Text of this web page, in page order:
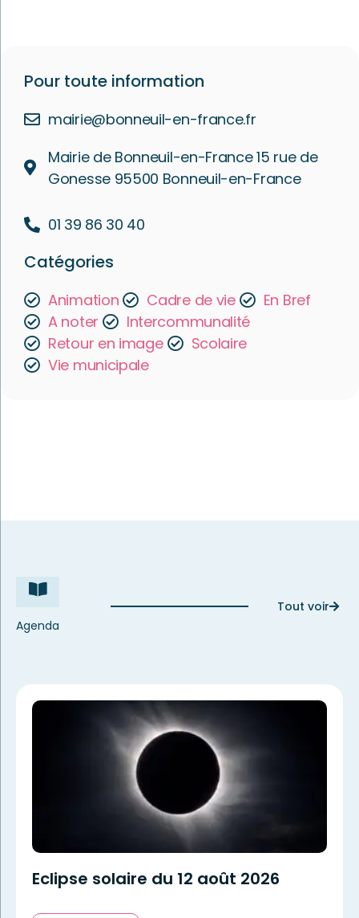
Pour toute information
mairie@bonneuil-en-france.fr
Mairie de Bonneuil-en-France 15 rue de
Gonesse 95500 Bonneuil-en-France
01 39 86 30 40
Catégories
Animation Cadre de vie
En Bref
A noter
Intercommunalité
Retour en image
Scolaire
Vie municipale
Agenda
Tout voir
Eclipse solaire du 12 août 2026